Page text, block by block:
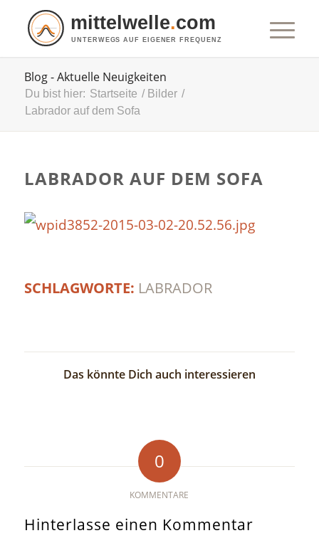
mittelwelle.com
UNTERWEGS AUF EIGENER FREQUENZ
Blog - Aktuelle Neuigkeiten
Du bist hier: Startseite / Bilder /
Labrador auf dem Sofa
LABRADOR AUF DEM SOFA
SCHLAGWORTE: LABRADOR
Das könnte Dich auch interessieren
0
KOMMENTARE
Hinterlasse einen Kommentar